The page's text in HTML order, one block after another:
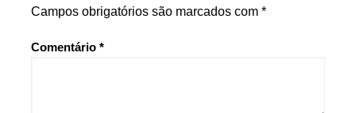
Campos obrigatórios são marcados com *
Comentário *